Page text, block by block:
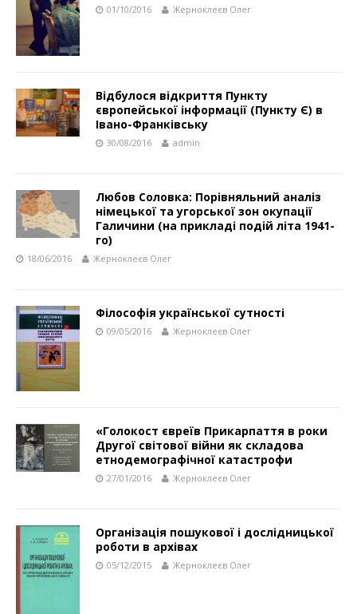
01/10/2016 Жерноклеєв Олег
Відбулося відкриття Пункту
європейської інформації (Пункту Є) в
Івано-Франківську
30/08/2016 admin
Любов Соловка: Порівняльний аналіз
німецької та угорської зон окупації
Галичини (на прикладі подій літа 1941-
го)
18/06/2016 Жерноклеєв Олег
Філософія української сутності
09/05/2016 Жерноклеєв Олег
«Голокост євреїв Прикарпаття в роки
Другої світової війни як складова
етнодемографічної катастрофи
27/01/2016 Жерноклеєв Олег
Організація пошукової і дослідницької
роботи в архівах
05/12/2015 Жерноклеєв Олег